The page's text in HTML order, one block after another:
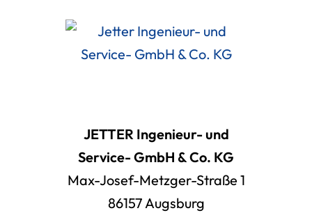
JETTER Ingenieur- und
Service- GmbH & Co. KG
Max-Josef-Metzger-Straße 1
86157 Augsburg